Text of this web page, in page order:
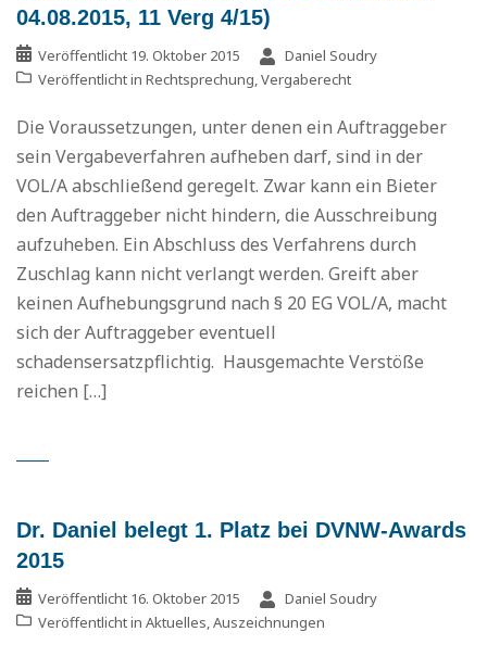
04.08.2015, 11 Verg 4/15)
Veröffentlicht 19. Oktober 2015
Daniel Soudry
Veröffentlicht in Rechtsprechung,Vergaberecht
Die Voraussetzungen, unter denen ein Auftraggeber
sein Vergabeverfahren aufheben darf, sind in der
VOL/A abschließend geregelt. Zwar kann ein Bieter
den Auftraggeber nicht hindern, die Ausschreibung
aufzuheben. Ein Abschluss des Verfahrens durch
Zuschlag kann nicht verlangt werden. Greift aber
keinen Aufhebungsgrund nach § 20 EG VOL/A, macht
sich der Auftraggeber eventuell
schadensersatzpflichtig. Hausgemachte Verstöße
reichen […]
Dr. Daniel belegt 1. Platz bei DVNW-Awards
2015
Veröffentlicht 16. Oktober 2015
Daniel Soudry
Veröffentlicht in Aktuelles,Auszeichnungen